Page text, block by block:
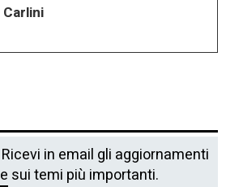
in email gli aggiornamenti
sui temi più importanti.